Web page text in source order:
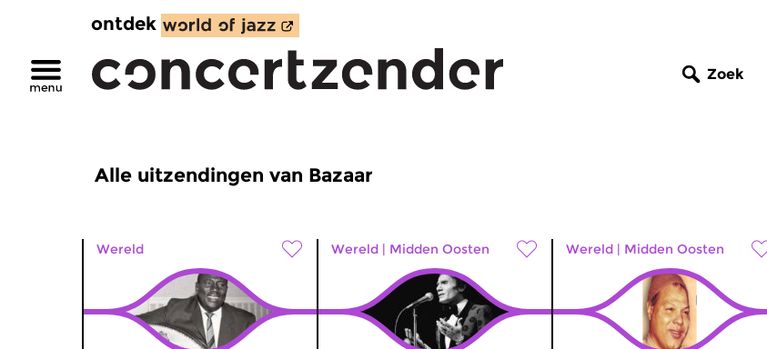
ontdek
Zoek
Alle uitzendingen van Bazaar
Wereld Wereld | Midden Oosten Wereld | Midden Oosten